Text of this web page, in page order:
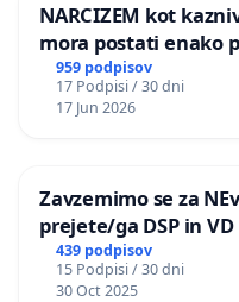
NARCIZEM kot
mora postati enako
nasilje
959 podpisov
17 Podpisi / 30 dni
17 Jun 2026
Zavzemimo se za
prejete/ga DSP in VD
439 podpisov
15 Podpisi / 30 dni
30 Oct 2025